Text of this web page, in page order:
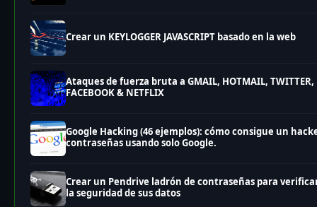
Crear un KEYLOGGER JAVASCRIPT basado en la web
Ataques de fuerza bruta a GMAIL, HOTMAIL, TWITTER,
FACEBOOK & NETFLIX
Google Hacking (46 ejemplos): cómo consigue un
contraseñas usando solo Google.
Crear un Pendrive ladrón de contraseñas para
la seguridad de sus datos